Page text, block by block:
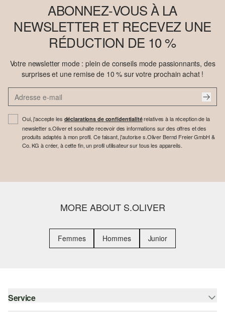
ABONNEZ-VOUS À LA
NEWSLETTER ET RECEVEZ UNE
RÉDUCTION DE 10 %
Votre newsletter mode : plein de conseils mode passionnants, des
surprises et une remise de 10 % sur votre prochain achat !
Oui, j'accepte les déclarations de confidentialitérelatives à la réception de la
newsletter s.Oliver et souhaite recevoir des informations sur des offres et des
produits adaptés à mon profil. Ce faisant, j'autorise s.Oliver Bernd Freier GmbH &
Co. KG à créer, à cette fin, un profil utilisateur sur tous les appareils.
MORE ABOUT S.OLIVER
Femmes Hommes Junior
Service